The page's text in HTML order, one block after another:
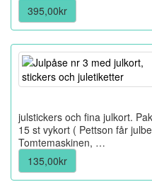
395,00kr
julstickers och fina julkort.
15 st vykort ( Pettson får
Tomtemaskinen, …
135,00kr